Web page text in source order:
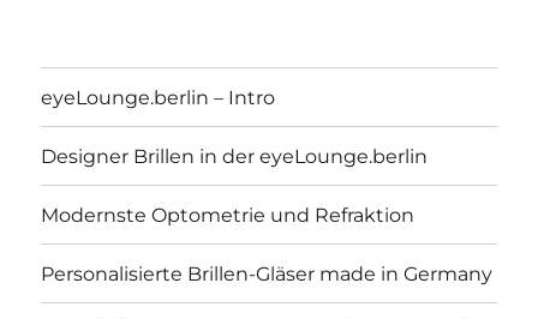
eyeLounge.berlin – Intro
Designer Brillen in der eyeLounge.berlin
Modernste Optometrie und Refraktion
Personalisierte Brillen-Gläser made in Germany